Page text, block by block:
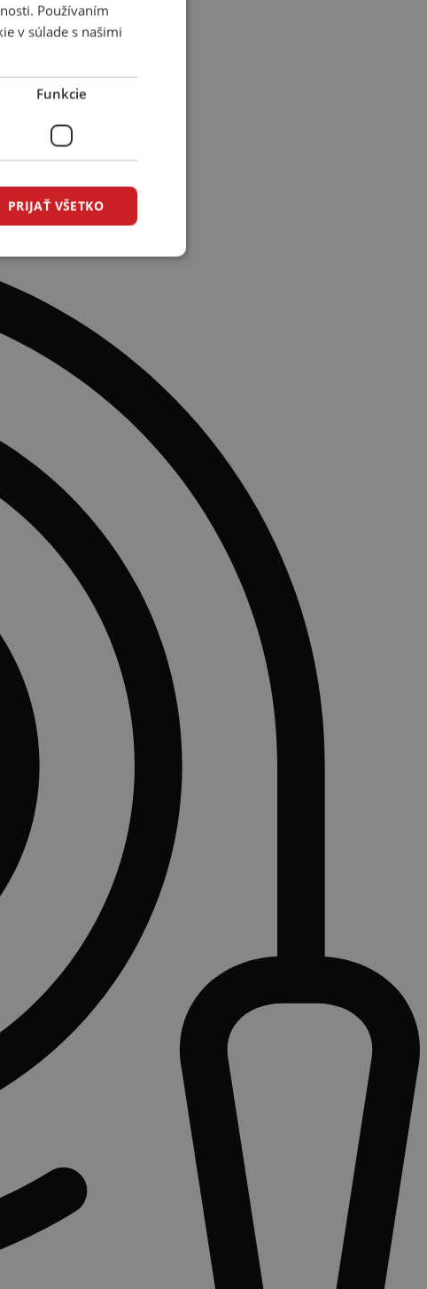
Používaním
v súlade s našimi
Funkcie
PRIJAŤ VŠETKO